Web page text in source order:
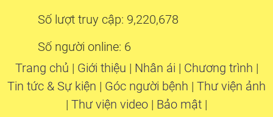
Số lượt truy cập: 9,220,678
Số người online: 6
Trang chủ | Giới thiệu | Nhân ái | Chương trình |
Tin tức & Sự kiện | Góc người bệnh | Thư viện ảnh
| Thư viện video | Bảo mật |